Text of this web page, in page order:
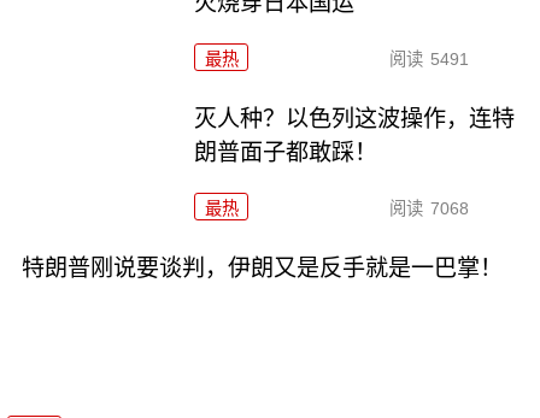
最热 阅读 5491
灭人种？以色列这波操作，连特
朗普面子都敢踩！
最热 阅读 7068
特朗普刚说要谈判，伊朗又是反手就是一巴掌！